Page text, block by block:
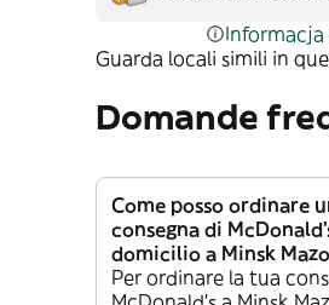
Informacja
Guarda locali simili in
Domande
Come posso ordinare
consegna di
domicilio a Minsk
Per ordinare la tua